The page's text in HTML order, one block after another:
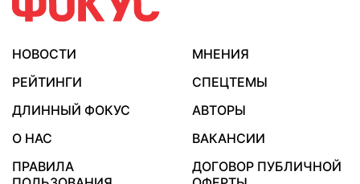
НОВОСТИ
МНЕНИЯ
РЕЙТИНГИ
СПЕЦТЕМЫ
ДЛИННЫЙ ФОКУС
АВТОРЫ
О НАС
ВАКАНСИИ
ПРАВИЛА
ДОГОВОР ПУБЛИЧНОЙ